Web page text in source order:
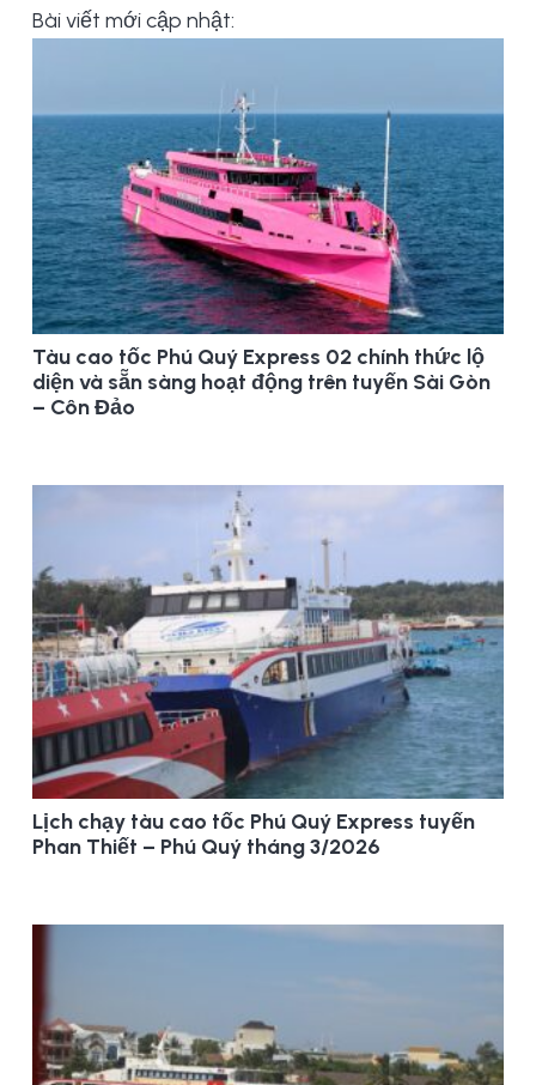
Bài viết mới cập nhật:
Tàu cao tốc Phú Quý Express 02 chính thức lộ
diện và sẵn sàng hoạt động trên tuyến Sài Gòn
– Côn Đảo
Lịch chạy tàu cao tốc Phú Quý Express tuyến
Phan Thiết – Phú Quý tháng 3/2026